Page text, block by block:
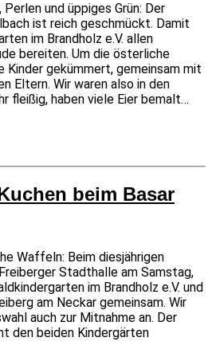
und üppiges Grün: Der
ist reich geschmückt. Damit
im Brandholz e.V. allen
bereiten. Um die österliche
Kinder gekümmert, gemeinsam mit
Eltern. Wir waren also in den
fleißig, haben viele Eier bemalt…
beim Basar
Waffeln: Beim diesjährigen
Stadthalle am Samstag,
im Brandholz e.V. und
am Neckar gemeinsam. Wir
auch zur Mitnahme an. Der
den beiden Kindergärten